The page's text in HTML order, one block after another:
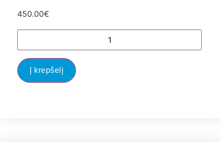
450.00€
Į krepšelį